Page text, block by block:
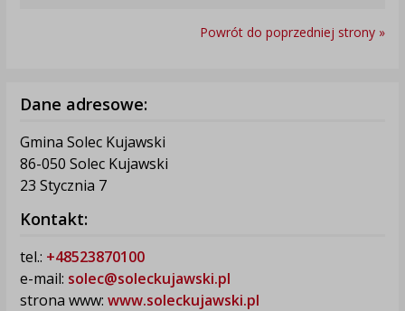
Powrót do poprzedniej strony »
Dane adresowe:
Gmina Solec Kujawski
86-050 Solec Kujawski
23 Stycznia 7
Kontakt:
tel.: +48523870100
e-mail: solec@soleckujawski.pl
strona www: www.soleckujawski.pl